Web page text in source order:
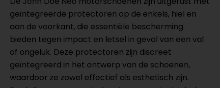
geïntegreerde protectoren op de enkels, hiel en
aan de voorkant, die essentiële bescherming
bieden tegen impact en letsel in geval van een val
of ongeluk. Deze protectoren zijn discreet
geïntegreerd in het ontwerp van de schoenen,
waardoor ze zowel effectief als esthetisch zijn.